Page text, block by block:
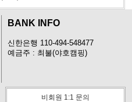
BANK INFO
신한은행 110-494-548477
예금주 : 최불(야호캠핑)
비회원 1:1 문의